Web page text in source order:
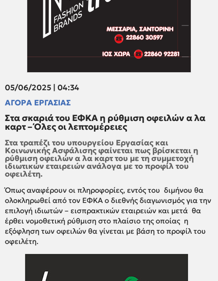
05/06/2025 | 04:34
ΑΓΟΡΑ ΕΡΓΑΣΙΑΣ
Στα σκαριά του ΕΦΚΑ η ρύθμιση οφειλών α λα
καρτ – Όλες οι λεπτομέρειες
Στα τραπέζι του υπουργείου Εργασίας και
Κοινωνικής Ασφάλισης φαίνεται πως βρίσκεται η
ρύθμιση οφειλών α λα καρτ του με τη συμμετοχή
ιδιωτικών εταιρειών ανάλογα με το προφίλ του
οφειλέτη.
Όπως αναφέρουν οι πληροφορίες, εντός του διμήνου θα
ολοκληρωθεί από τον ΕΦΚΑ ο διεθνής διαγωνισμός για την
επιλογή ιδιωτών – εισπρακτικών εταιρειών και μετά θα
έρθει νομοθετική ρύθμιση στο πλαίσιο της οποίας η
εξόφληση των οφειλών θα γίνεται με βάση το προφίλ του
οφειλέτη.